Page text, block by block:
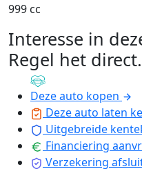
999 cc
Interesse in
Regel het direct.
Deze auto kopen
Deze auto laten
Uitgebreide
Financiering
Verzekering